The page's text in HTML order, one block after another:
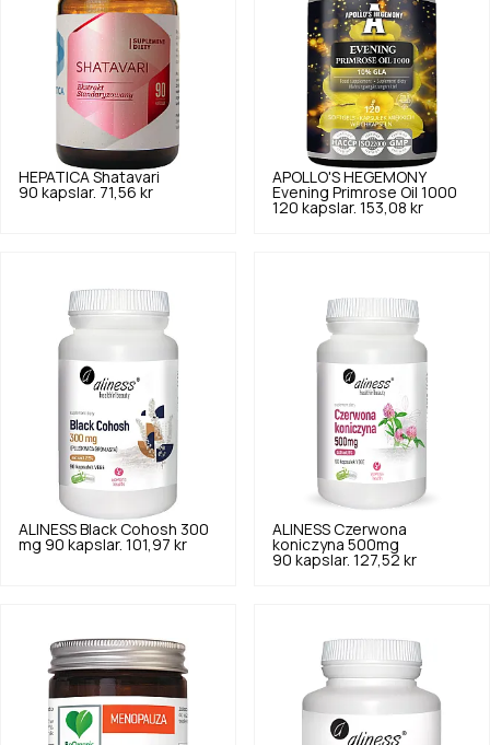
HEPATICA Shatavari
90 kapslar. 71,56 kr
APOLLO'S HEGEMONY
Evening Primrose Oil 1000
120 kapslar. 153,08 kr
ALINESS Black Cohosh 300
mg 90 kapslar. 101,97 kr
ALINESS Czerwona
koniczyna 500mg
90 kapslar. 127,52 kr